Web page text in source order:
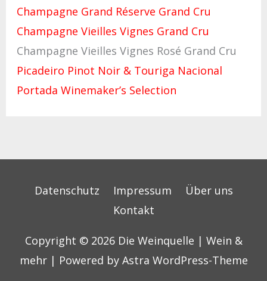
Champagne Grand Réserve Grand Cru
Champagne Vieilles Vignes Grand Cru
Champagne Vieilles Vignes Rosé Grand Cru
Picadeiro Pinot Noir & Touriga Nacional
Portada Winemaker’s Selection
Datenschutz Impressum
Über uns
Kontakt
Copyright © 2026 Die Weinquelle | Wein &
mehr| Powered by Astra WordPress-Theme